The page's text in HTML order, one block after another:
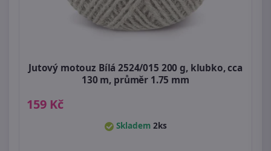
Jutový motouz Bílá 2524/015 200 g, klubko, cca
130 m, průměr 1.75 mm
159 Kč
Skladem 2ks